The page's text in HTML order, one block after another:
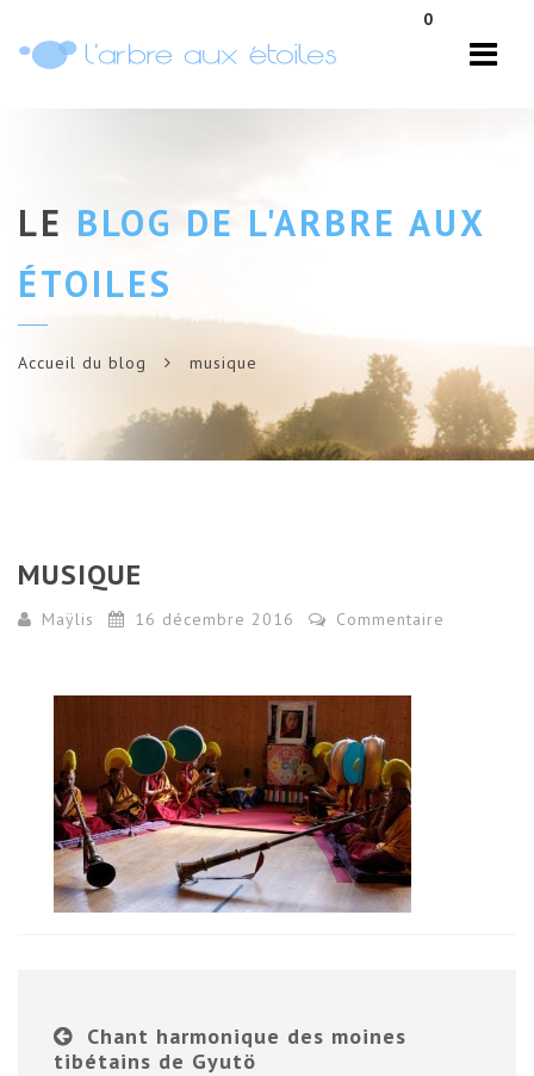
0
LE BLOG DE L'ARBRE AUX
ÉTOILES
Accueil du blog musique
MUSIQUE
Maÿlis 16 décembre 2016 Commentaire
Chant harmonique des moines
tibétains de Gyutö